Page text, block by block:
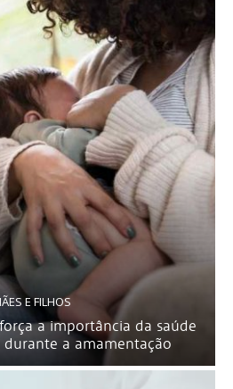
E FILHOS
a importância da saúde
a amamentação